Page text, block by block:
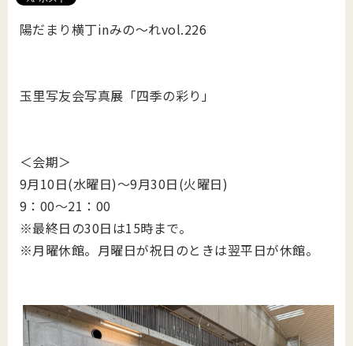
陽だまり横丁inみの～れvol.226
玉里写友会写真展「四季の彩り」
＜会期＞
9月10日(水曜日)～9月30日(火曜日)
9：00～21：00
※最終日の30日は15時まで。
※月曜休館。月曜日が祝日のときは翌平日が休館。